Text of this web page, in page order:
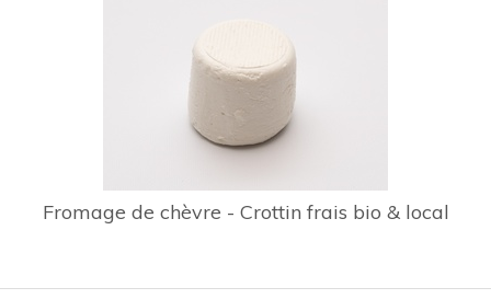
Fromage de chèvre - Crottin frais bio & local